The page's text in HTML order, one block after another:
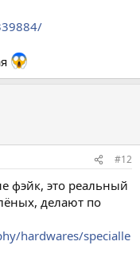
#12
фэйк, это реальный
делают по
hardwares/specialle